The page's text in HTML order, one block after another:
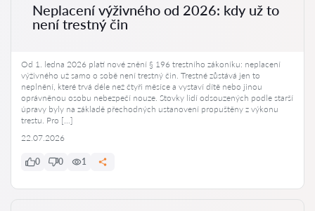
Neplacení výživného od 2026: kdy už to
není trestný čin
Od 1. ledna 2026 platí nové znění § 196 trestního zákoníku: neplacení
výživného už samo o sobě není trestný čin. Trestné zůstává jen to
neplnění, které trvá déle než čtyři měsíce a vystaví dítě nebo jinou
oprávněnou osobu nebezpečí nouze. Stovky lidí odsouzených podle starší
úpravy byly na základě přechodných ustanovení propuštěny z výkonu
trestu. Pro […]
22.07.2026
0 0 1